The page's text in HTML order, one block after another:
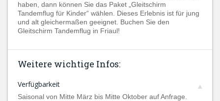
haben, dann können Sie das Paket „Gleitschirm
Tandemflug für Kinder“ wählen. Dieses Erlebnis ist für jung
und alt gleichermaßen geeignet. Buchen Sie den
Gleitschirm Tandemflug in Friaul!
Weitere wichtige Infos:
Verfügbarkeit
Saisonal von Mitte März bis Mitte Oktober auf Anfrage.